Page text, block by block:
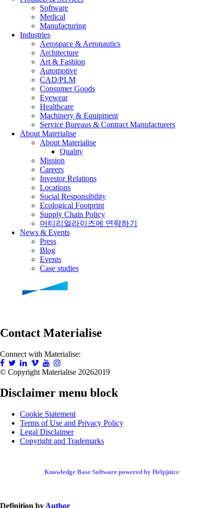
Software
Medical
Manufacturing
Industries
Aerospace & Aeronautics
Architecture
Art & Fashion
Automotive
CAD/PLM
Consumer Goods
Eyewear
Healthcare
Machinery & Equipment
Service Bureaus & Contract Manufacturers
About Materialise
About Materialise
Quality
Mission
Careers
Investor Relations
Locations
Social Responsibility
Ecological Footprint
Supply Chain Policy
머티리얼라이즈에 연락하기
News & Events
Press
Blog
Events
Case studies
Contact Materialise
Connect with Materialise:
© Copyright Materialise 20262019
Disclaimer menu block
Cookie Statement
Terms of Use and Privacy Policy
Legal Disclaimer
Copyright and Trademarks
Knowledge Base Software powered by Helpjuice
Definition by Author